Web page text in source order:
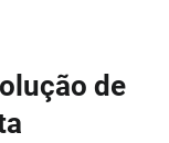
de